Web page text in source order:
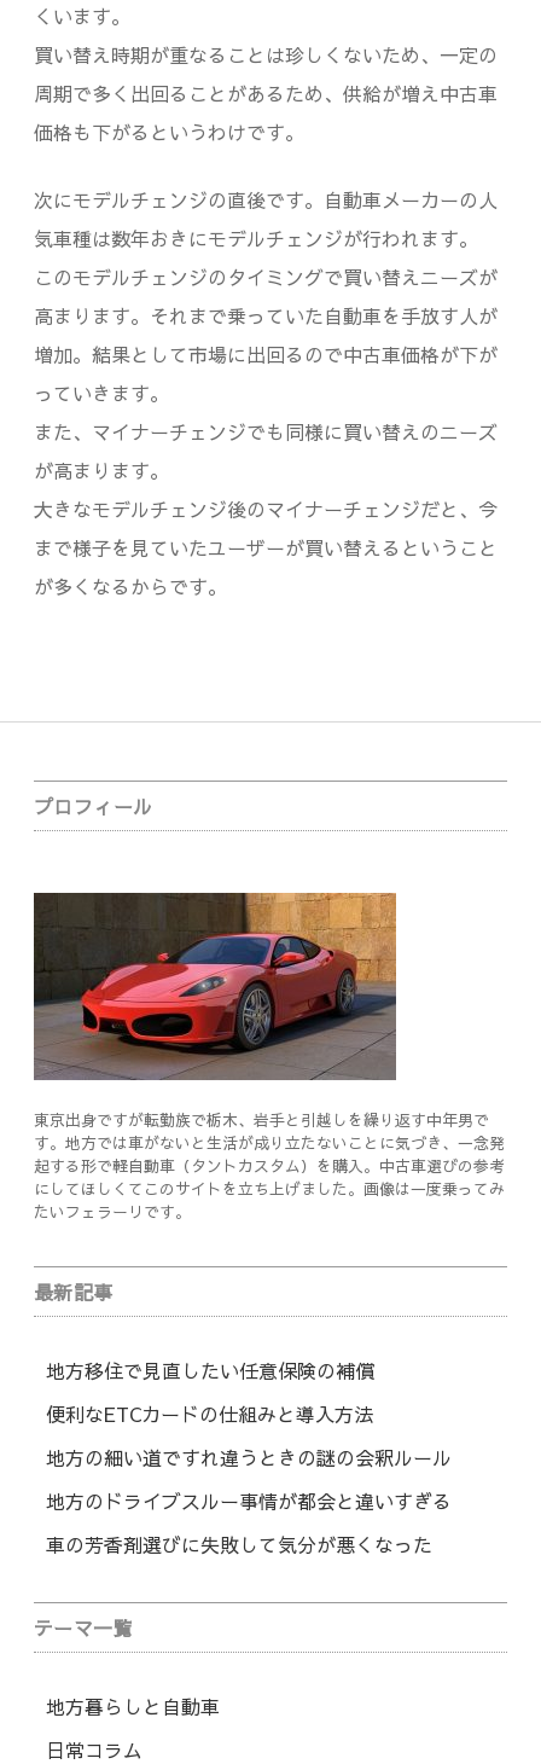
くいます。
買い替え時期が重なることは珍しくないため、一定の
周期で多く出回ることがあるため、供給が増え中古車
価格も下がるというわけです。
次にモデルチェンジの直後です。自動車メーカーの人
気車種は数年おきにモデルチェンジが行われます。
このモデルチェンジのタイミングで買い替えニーズが
高まります。それまで乗っていた自動車を手放す人が
増加。結果として市場に出回るので中古車価格が下が
っていきます。
また、マイナーチェンジでも同様に買い替えのニーズ
が高まります。
大きなモデルチェンジ後のマイナーチェンジだと、今
まで様子を見ていたユーザーが買い替えるということ
が多くなるからです。
Sidebar
プロフィール
東京出身ですが転勤族で栃木、岩手と引越しを繰り返す中年男で
す。地方では車がないと生活が成り立たないことに気づき、一念発
起する形で軽自動車（タントカスタム）を購入。中古車選びの参考
にしてほしくてこのサイトを立ち上げました。画像は一度乗ってみ
たいフェラーリです。
最新記事
地方移住で見直したい任意保険の補償
便利なETCカードの仕組みと導入方法
地方の細い道ですれ違うときの謎の会釈ルール
地方のドライブスルー事情が都会と違いすぎる
車の芳香剤選びに失敗して気分が悪くなった
テーマ一覧
地方暮らしと自動車
日常コラム